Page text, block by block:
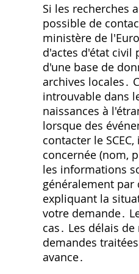
Si les recherches
possible de
ministère de
d'actes d'état civil
d'une base de
archives locales․
introuvable dans
naissances à
lorsque des
contacter le
concernée (nom,
les informations
généralement
expliquant la
votre demande․
cas․ Les délais
demandes
avance․